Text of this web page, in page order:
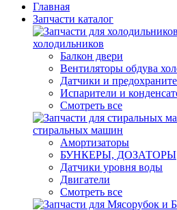
Главная
Запчасти каталог
холодильников
Балкон двери
Вентиляторы обдува
Датчики и
Испарители и
Смотреть все
стиральных машин
Амортизаторы
БУНКЕРЫ, ДОЗАТОРЫ
Датчики уровня воды
Двигатели
Смотреть все